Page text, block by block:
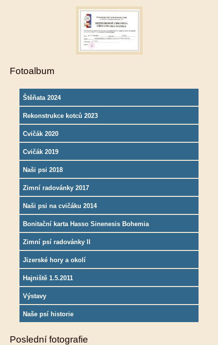
Fotoalbum
Štěňata 2024
Rekonstrukce kotců 2023
Cvičák 2020
Cvičák 2019
Naši psi 2018
Zimní radovánky 2017
Naši psi na cvičáku 2014
Bonitační karta Hasso Sinenesis Bohemia
Zimní psí radovánky II
Jizerské hory a okolí
Hajniště 1.5.2011
Výstavy
Naše psí historie
Poslední fotografie